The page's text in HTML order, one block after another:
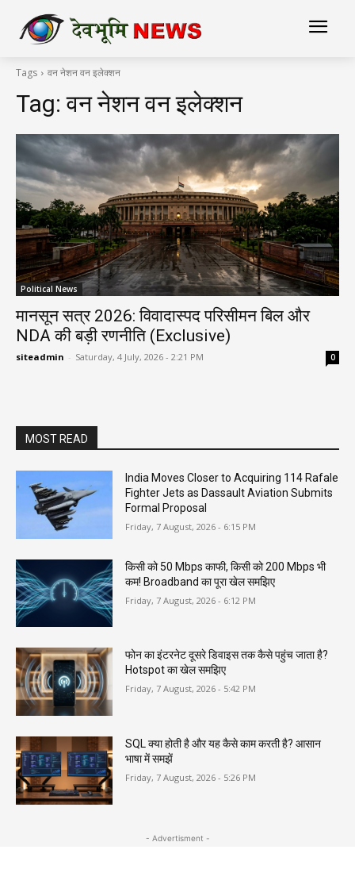
Tags वन नेशन वन इलेक्शन
Tag:वन नेशन वन इलेक्शन
Political News
मानसून सत्र 2026: विवादास्पद परिसीमन बिल और
NDA की बड़ी रणनीति (Exclusive)
siteadmin - Saturday, 4 July, 2026 - 2:21 PM 0
MOST READ
India Moves Closer to Acquiring 114 Rafale
Fighter Jets as Dassault Aviation Submits
Formal Proposal
Friday, 7 August, 2026 - 6:15 PM
किसी को 50 Mbps काफी, किसी को 200 Mbps भी
कम! Broadband का पूरा खेल समझिए
Friday, 7 August, 2026 - 6:12 PM
फोन का इंटरनेट दूसरे डिवाइस तक कैसे पहुंच जाता है?
Hotspot का खेल समझिए
Friday, 7 August, 2026 - 5:42 PM
SQL क्या होती है और यह कैसे काम करती है? आसान
भाषा में समझें
Friday, 7 August, 2026 - 5:26 PM
- Advertisment -